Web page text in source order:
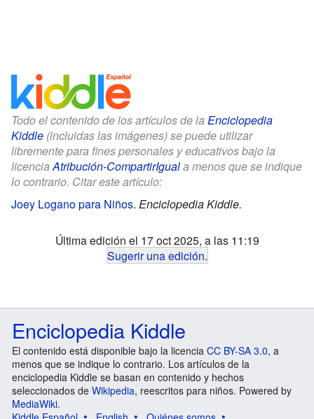
Todo el contenido de los artículos de la Enciclopedia
Kiddle (incluidas las imágenes) se puede utilizar
libremente para fines personales y educativos bajo la
licenciaAtribución-CompartirIguala menos que se indique
lo contrario. Citar este artículo:
Joey Logano para Niños. Enciclopedia Kiddle.
Última edición el 17 oct 2025, a las 11:19
Sugerir una edición.
Enciclopedia Kiddle
El contenido está disponible bajo la licencia CC BY-SA 3.0, a
menos que se indique lo contrario. Los artículos de la
enciclopedia Kiddle se basan en contenido y hechos
seleccionados de Wikipedia, reescritos para niños. Powered by
MediaWiki.